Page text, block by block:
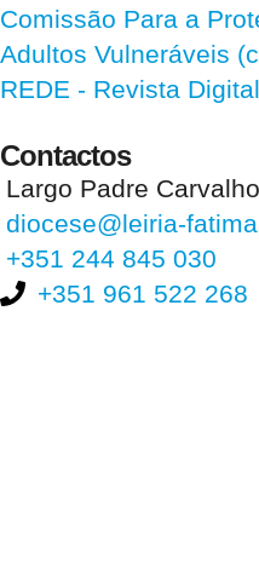
Comissão Para a
Adultos Vulneráveis
REDE - Revista Digital
Contactos
Largo Padre
diocese@leiria-
+351 244 845 030
+351 961 522 268